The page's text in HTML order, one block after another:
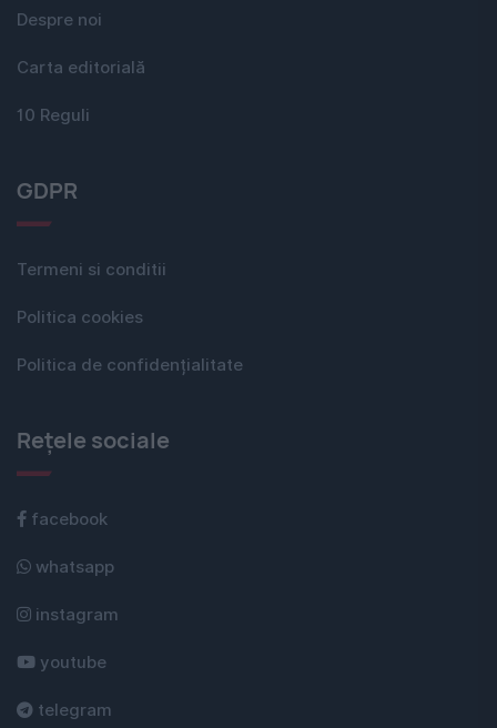
Despre noi
Carta editorială
10 Reguli
GDPR
Termeni si conditii
Politica cookies
Politica de confidențialitate
Rețele sociale
facebook
whatsapp
instagram
youtube
telegram